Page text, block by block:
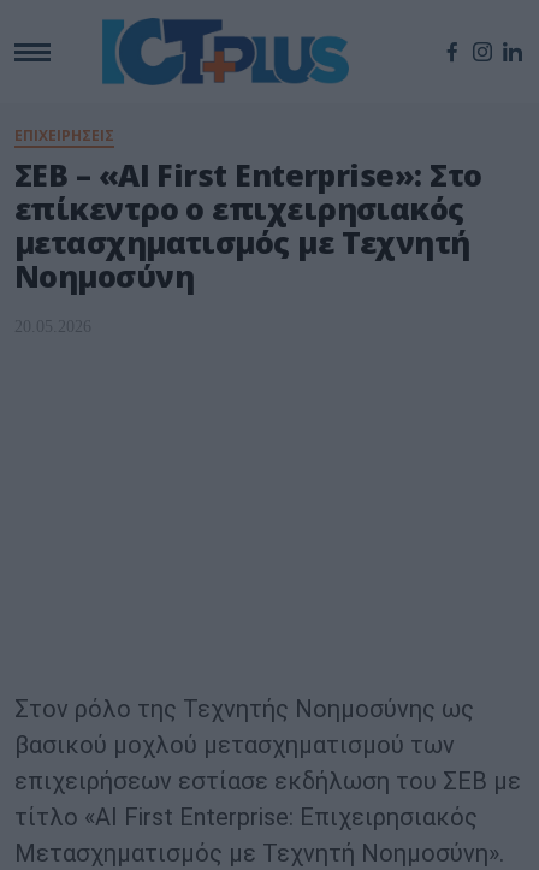
ΕΠΙΧΕΙΡΗΣΕΙΣ
ΣΕΒ – «AI First Enterprise»: Στο
επίκεντρο ο επιχειρησιακός
μετασχηματισμός με Τεχνητή
Νοημοσύνη
20.05.2026
Στον ρόλο της Τεχνητής Νοημοσύνης ως
βασικού μοχλού μετασχηματισμού των
επιχειρήσεων εστίασε εκδήλωση του ΣΕΒ με
τίτλο «AI First Enterprise: Επιχειρησιακός
Μετασχηματισμός με Τεχνητή Νοημοσύνη».